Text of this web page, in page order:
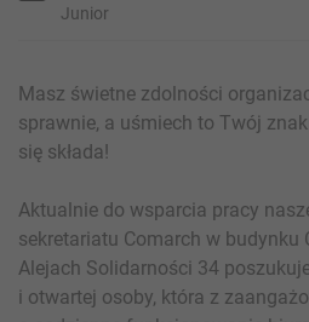
Junior
Masz świetne zdolności
sprawnie, a uśmiech to Twój
się składa!
Aktualnie do wsparcia pracy
sekretariatu Comarch w budynku
Alejach Solidarności 34
i otwartej osoby, która z